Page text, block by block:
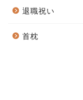
退職祝い
首枕